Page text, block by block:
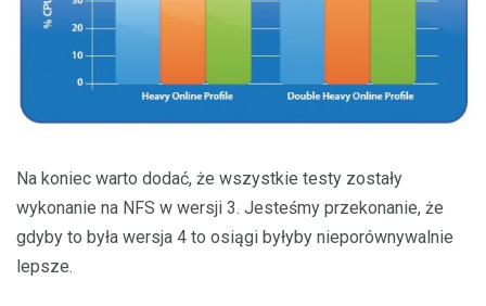
Na koniec warto dodać, że wszystkie testy zostały
wykonanie na NFS w wersji 3. Jesteśmy przekonanie, że
gdyby to była wersja 4 to osiągi byłyby nieporównywalnie
lepsze.